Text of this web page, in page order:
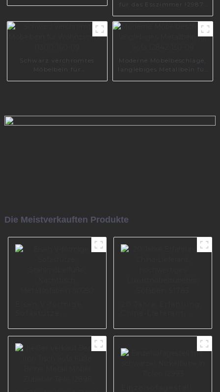
für das Esszimmer I2987-
Schwarz verchromtes
Möbelbein für
Moderne Möbelbeschläge,
langlebiges Metallbein für
Die Meistverkauften Produkte
Nachttisch,
S0250
Luxusmöbelzubehör,